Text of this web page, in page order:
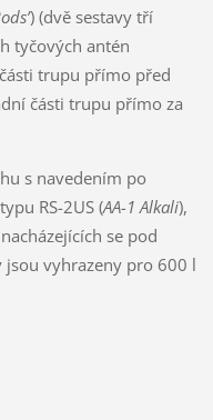
) (dvě sestavy tří
tyčových antén
trupu přímo před
části trupu přímo za
s navedením po
RS-2US (AA-1 Alkali),
se pod
vyhrazeny pro 600 l